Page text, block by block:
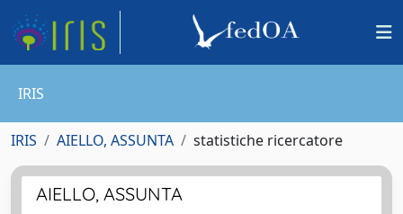
IRIS
IRIS AIELLO, ASSUNTA statistiche ricercatore
AIELLO, ASSUNTA